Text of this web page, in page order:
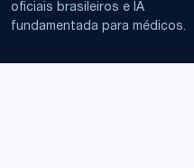
oficiais brasileiros e IA
fundamentada para médicos.